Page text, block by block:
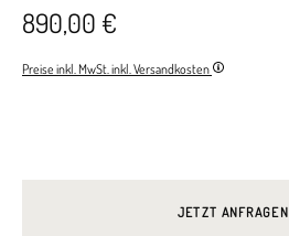
890,00 €
Preise inkl. MwSt. inkl. Versandkosten
JETZT ANFRAGEN